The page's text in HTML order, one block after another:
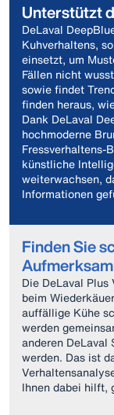
Unterstützt
DeLaval
Kuhverhaltens,
einsetzt, um
Fällen nicht
sowie findet
finden heraus,
Dank DeLaval
hochmoderne
Fressverhaltens-
künstliche
weiterwachsen,
Informationen
Finden Sie
Die DeLaval
beim
auffällige Kühe
werden
anderen DeLaval
werden. Das ist
Ihnen dabei hilft,